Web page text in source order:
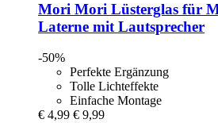
Mori Mori Lüsterglas für
Laterne mit Lautsprecher
-50%
Perfekte Ergänzung
Tolle Lichteffekte
Einfache Montage
€ 4,99 € 9,99